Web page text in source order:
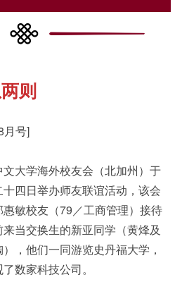
则
月号]
文大学海外校友会（北加州）于
十四日举办师友联谊活动，该会
惠敏校友（79／工商管理）接待
当交换生的新亚同学（黄烽及
，他们一同游览史丹福大学，
数家科技公司。